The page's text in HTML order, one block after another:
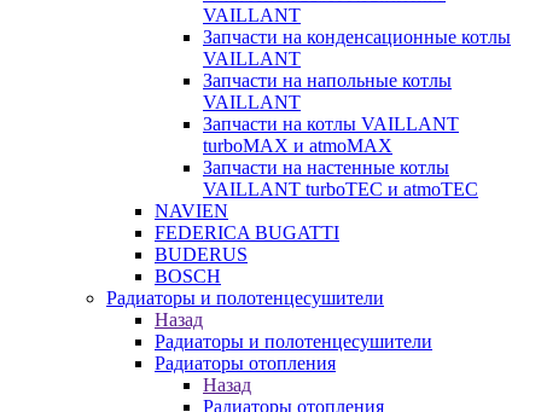
VAILLANT
Запчасти на конденсационные котлы
VAILLANT
Запчасти на напольные котлы
VAILLANT
Запчасти на котлы VAILLANT
turboMAX и atmoMAX
Запчасти на настенные котлы
VAILLANT turboTEC и atmoTEC
NAVIEN
FEDERICA BUGATTI
BUDERUS
BOSCH
Радиаторы и полотенцесушители
Назад
Радиаторы и полотенцесушители
Радиаторы отопления
Назад
Радиаторы отопления